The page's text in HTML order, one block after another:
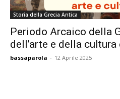
Storia della Grecia Antica
Periodo Arcaico della
dell’arte e della
bassaparola - 12 Aprile 2025